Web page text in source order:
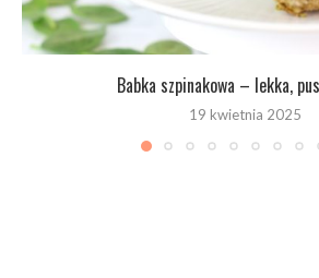
Babka szpinakowa – lekka,
19 kwietnia 2025